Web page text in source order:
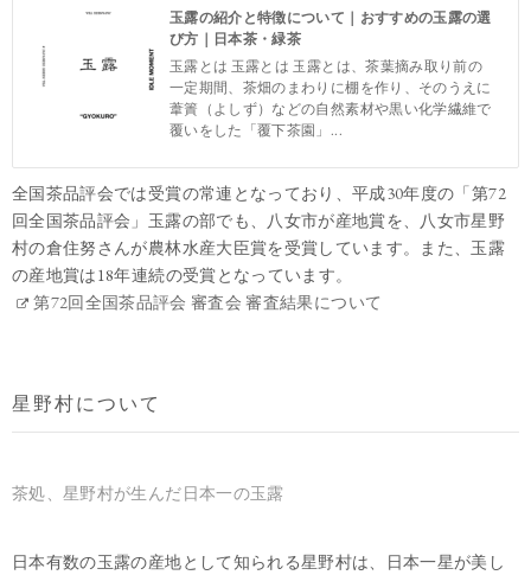
玉露の紹介と特徴について｜おすすめの玉露の選
び方｜日本茶・緑茶
玉露とは 玉露とは 玉露とは、茶葉摘み取り前の
一定期間、茶畑のまわりに棚を作り、そのうえに
葦簀（よしず）などの自然素材や黒い化学繊維で
覆いをした「覆下茶園」...
全国茶品評会では受賞の常連となっており、平成30年度の「第72
回全国茶品評会」玉露の部でも、八女市が産地賞を、八女市星野
村の倉住努さんが農林水産大臣賞を受賞しています。また、玉露
の産地賞は18年連続の受賞となっています。
第72回全国茶品評会 審査会 審査結果について
星野村について
茶処、星野村が生んだ日本一の玉露
日本有数の玉露の産地として知られる星野村は、日本一星が美し